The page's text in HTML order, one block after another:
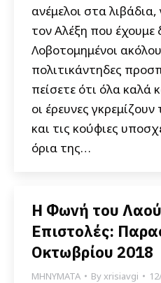
ανέμελοι στα
τον Αλέξη που έχουμε
Λοβοτομημένοι
πολιτικάντηδες
πείσετε ότι όλα καλά
οι έρευνες
και τις κούφιες
όρια της…
Η Φωνή του
Επιστολές:
Οκτωβρίου 2018
ΜΗΝΥΜΑΤΑ Byxrisiavgi